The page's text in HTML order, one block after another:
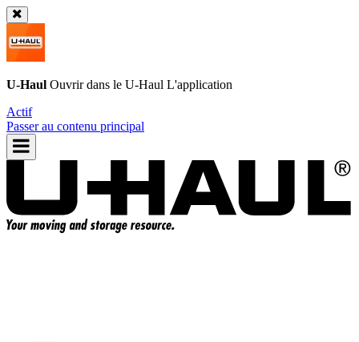
U-Haul Ouvrir dans le U-Haul L'application
Actif
Passer au contenu principal